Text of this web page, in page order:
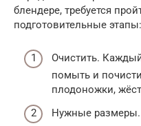
блендере, требуется
подготовительные этапы:
Очистить.
помыть и
плодоножки,
Нужные размеры.